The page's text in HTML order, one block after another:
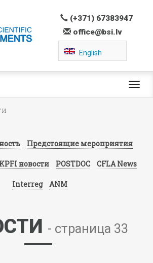
(+371) 67383947
office@bsi.lv
English
Предстоящие мероприятия
KPFI новости POSTDOC CFLA News
Interreg ANM
- страница 33